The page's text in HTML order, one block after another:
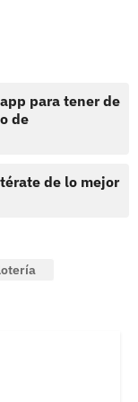
para tener de
de
de lo mejor